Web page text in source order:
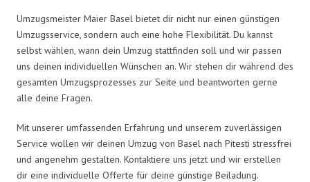
Umzugsmeister Maier Basel bietet dir nicht nur einen günstigen
Umzugsservice, sondern auch eine hohe Flexibilität. Du kannst
selbst wählen, wann dein Umzug stattfinden soll und wir passen
uns deinen individuellen Wünschen an. Wir stehen dir während des
gesamten Umzugsprozesses zur Seite und beantworten gerne
alle deine Fragen.
Mit unserer umfassenden Erfahrung und unserem zuverlässigen
Service wollen wir deinen Umzug von Basel nach Pitesti stressfrei
und angenehm gestalten. Kontaktiere uns jetzt und wir erstellen
dir eine individuelle Offerte für deine günstige Beiladung.